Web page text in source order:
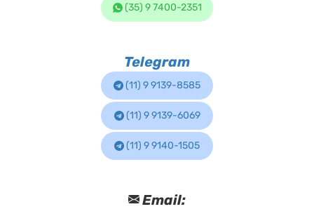
(35) 9 7400-2351
Telegram
(11) 9 9139-8585
(11) 9 9139-6069
(11) 9 9140-1505
Email: